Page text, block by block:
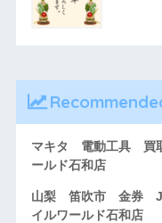
マキタ 電動工具
ールド石和店
山梨 笛吹市 金券
イルワールド石和店